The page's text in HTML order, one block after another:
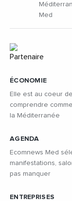
ÉCONOMIE
Elle est au coeur
comprendre
la Méditerranée
AGENDA
Ecomnews Med
manifestations,
pas manquer
ENTREPRISES
Med